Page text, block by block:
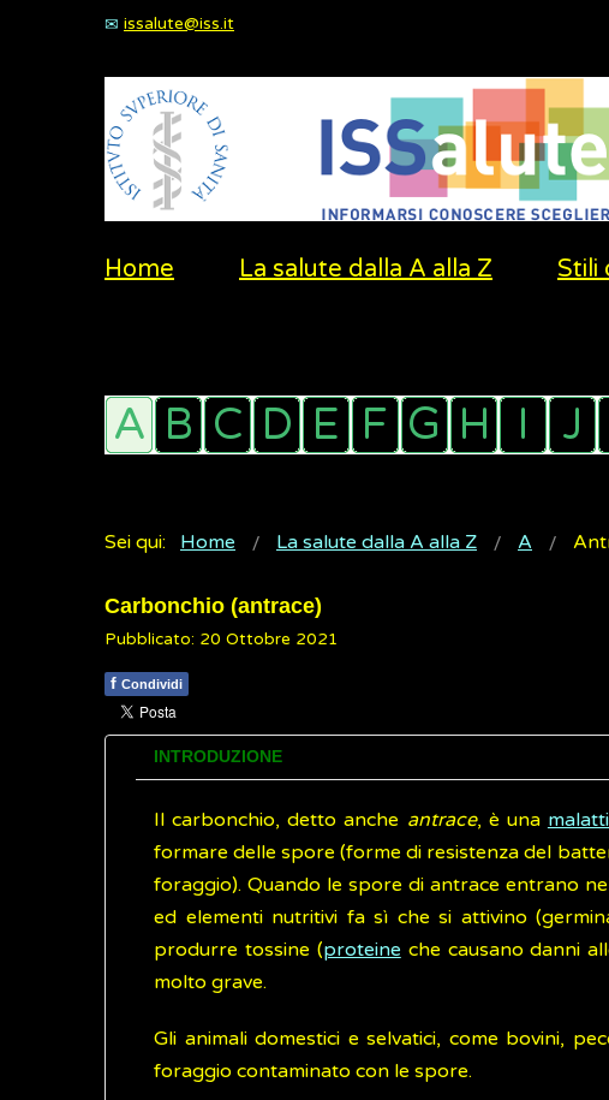
issalute@iss.it
Home La salute dalla A alla Z Stili
Sei qui: Home La salute dalla A alla Z A
Carbonchio (antrace)
Pubblicato: 20 Ottobre 2021
f Condividi
INTRODUZIONE
Il carbonchio, detto anche antrace, è una
formare delle spore (forme di resistenza del
foraggio). Quando le spore di antrace entrano
ed elementi nutritivi fa sì che si attivino
produrre tossine (proteine che causano danni
molto grave.
Gli animali domestici e selvatici, come bovini,
foraggio contaminato con le spore.